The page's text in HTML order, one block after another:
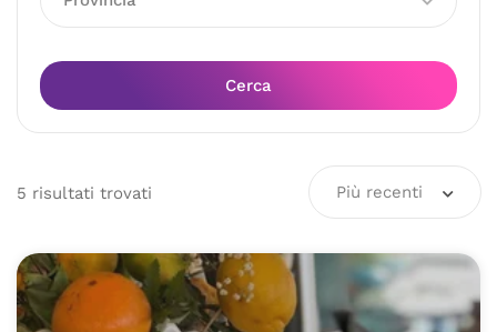
Cerca
5 risultati trovati Più recenti